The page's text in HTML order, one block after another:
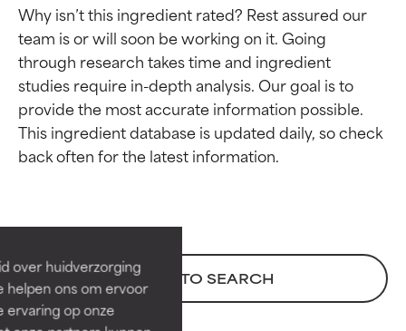
over huidverzorging
helpen ons om ervoor
ervaring op onze
Why isn’t this ingredient rated? Rest assured our
team is or will soon be working on it. Going
through research takes time and ingredient
studies require in-depth analysis. Our goal is to
provide the most accurate information possible.
This ingredient database is updated daily, so check
BACK TO SEARCH
Beoordelingen van
Bewezen en ondersteund door
onafhankelijk onderzoek.
Uitstekend actief ingrediënt
voor de meeste huidtypen of
Beoordelingen van
Bewezen en ondersteund door
onafhankelijk onderzoek.
Uitstekend actief ingrediënt
voor de meeste huidtypen of